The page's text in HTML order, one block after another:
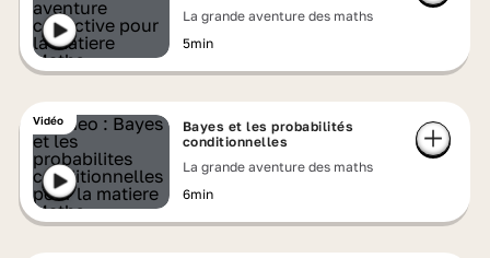
La grande aventure des maths
5min
Vidéo
Bayes et les probabilités
conditionnelles
La grande aventure des maths
6min